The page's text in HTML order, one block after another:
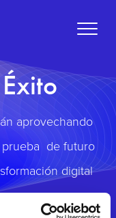
Toggle
aprovechando
prueba de futuro
digital